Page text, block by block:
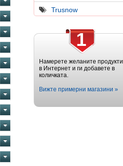
Trusnow
1
Намерете желаните продукти
в Интернет и ги добавете в
количката.
Вижте примерни магазини »